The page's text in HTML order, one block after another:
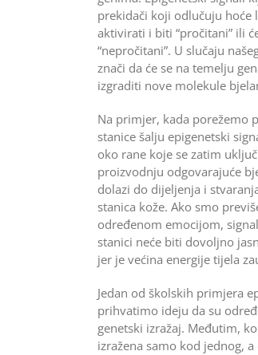
prekidači koji odlučuju hoće
aktivirati i biti “pročitani” ili
“nepročitani”. U slučaju
znači da će se na temelju
izgraditi nove molekule
Na primjer, kada porežemo
stanice šalju epigenetski
oko rane koje se zatim
proizvodnju odgovarajuće
dolazi do dijeljenja i
stanica kože. Ako smo
određenom emocijom,
stanici neće biti dovoljno
jer je većina energije tijela
Jedan od školskih primjera
prihvatimo ideju da su
genetski izražaj. Međutim,
izražena samo kod jednog,